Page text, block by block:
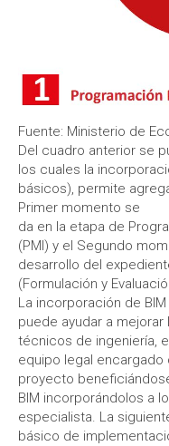
Fuente: Ministerio de
Del cuadro anterior se
los cuales la
básicos), permite
Primer momento se
da en la etapa de
(PMI) y el Segundo
desarrollo del
(Formulación y
La incorporación de BIM
puede ayudar a
técnicos de ingeniería,
equipo legal
proyecto
BIM incorporándolos a
especialista. La
básico de